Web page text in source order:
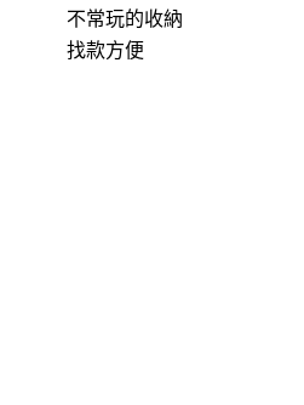
不常玩的收納
找款方便